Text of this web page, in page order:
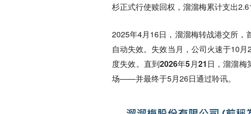
杉正式行使赎回权，溜溜梅累计支出
2025年4月16日，溜溜梅转战港交所
自动失效。失效当月，公司火速于10
度失效。 直到2026年5月21日，溜溜梅
场——并最终于5月26日通过聆讯。